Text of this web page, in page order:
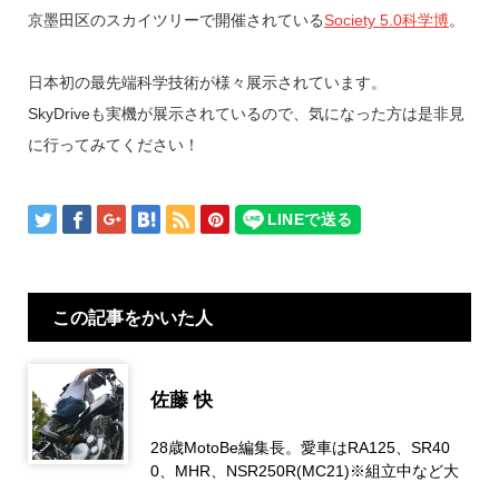
京墨田区のスカイツリーで開催されているSociety 5.0科学博。
日本初の最先端科学技術が様々展示されています。
SkyDriveも実機が展示されているので、気になった方は是非見
に行ってみてください！
この記事をかいた人
佐藤 快
28歳MotoBe編集長。愛車はRA125、SR40
0、MHR、NSR250R(MC21)※組立中など大